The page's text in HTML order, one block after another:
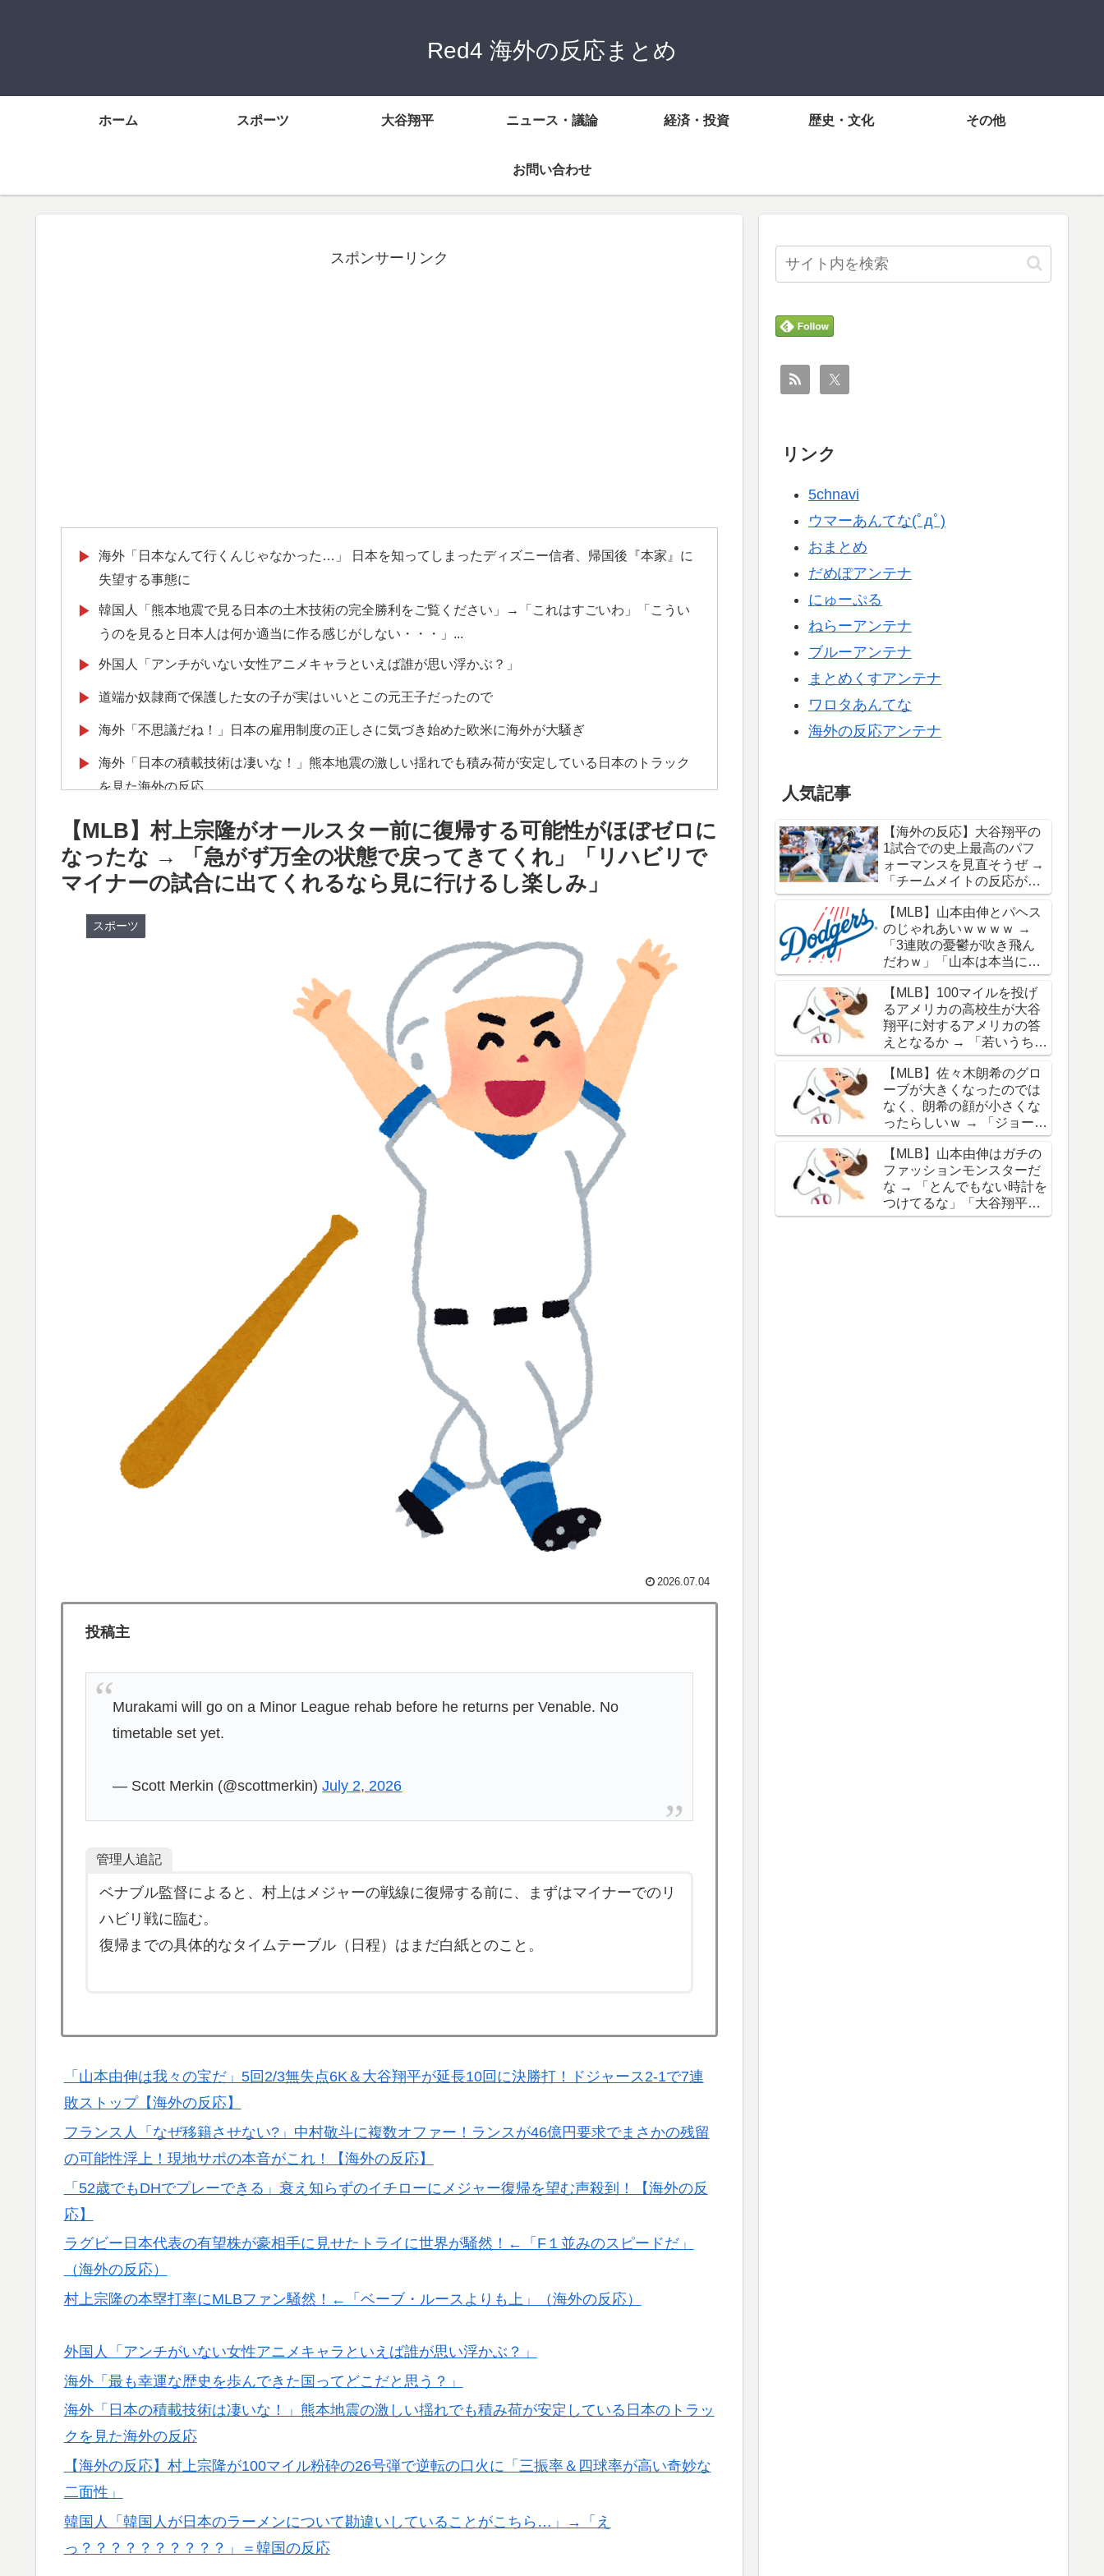
Red4 海外の反応まとめ
ホーム スポーツ 大谷翔平 ニュース・議論 経済・投資 歴史・文化 その他
お問い合わせ
スポンサーリンク
▶
海外「日本なんて行くんじゃなかった…」 日本を知ってしまったディズニー信者、帰国後『本家』に
失望する事態に
▶
韓国人「熊本地震で見る日本の土木技術の完全勝利をご覧ください」→「これはすごいわ」「こうい
うのを見ると日本人は何か適当に作る感じがしない・・・」...
▶ 外国人「アンチがいない女性アニメキャラといえば誰が思い浮かぶ？」
▶ 道端か奴隷商で保護した女の子が実はいいとこの元王子だったので
▶ 海外「不思議だね！」日本の雇用制度の正しさに気づき始めた欧米に海外が大騒ぎ
▶
海外「日本の積載技術は凄いな！」熊本地震の激しい揺れでも積み荷が安定している日本のトラック
を見た海外の反応
▶ 韓国人「日本の村上宗隆 vs 韓国のイ・ジョンフ」→「」【MLB】
▶ 海外「日本は戦勝国なんだよ」 戦後の日本人の特別な生き様に各国から称賛の声
▶ フランス人「なぜ移籍させない?」中村敬斗に複数オファー！ランスが46億円要求でまさかの残留の可
▶ 韓国人「日本の某ゲームが米国進出した当時、アメリカ国内で巻き起こった熱狂的ブームの様子がこ
海外「羨ましい！」日本ならではの夏の風物詩に海外がびっくり仰天
【海外の反応】8月9日は長崎に原爆が投下された日だな → 「長崎の原爆投下は完全に余分だったな」
「原爆よりも焼夷弾爆撃のほうが被害が大きかったんだよな」
トルコ人「日本人まで獲るのか」上田綺世、トルコ名門が巨額の正式オファー！現地サポが騒然！
【海外の反応】村上宗隆が100マイル粉砕の26号弾で逆転の口火に「三振率＆四球率が高い奇妙な二面
こんな事してくる痴女ギャルJCなんて誰が見たいんですか
スポーツ選手の最新CMギャラランキングがこちら
日本からの「海外送金が最も多い国ランキング」2位はインドネシア、1位は？【タイ人の反応】
外国人「初めてトラウマになった日本のアニメといえば何？」
海外「これは日本の主張が正しい…」米国に対する日本政府の懸念表明に海外ネチズンが大騒ぎ！
韓国人「韓国人が『日本の地下鉄は複雑すぎる』と感じる驚きの理由がこちらです‥」→「あまりの
難易度の高さに冷や汗をかいた‥」
トルコ人「日本人まで獲るのか」上田綺世、トルコ名門が巨額の正式オファー！現地サポが騒然！
【海外の反応】
スペインやフランスで山火事が拡大し消防士が消火活動！！
【MLB】菅野智之は指標的には運がいいだけの選手だけど実際はどう思う？ → 「ランナーを背負った
時の投球が神がかっている」「日本にいた時からこんなスタイルだぞ」
▶ 海外「騙されるな！」FIFA会長の謝罪に海外大騒ぎ！（海外の反応）
▶ 外国人「ドイツと日本、あらゆる面を比較したらどっちが上なの？」
たのか…
【海外の反応】52歳イチロー、マ軍主催のホームラン競争で柵越えを連発「現役時代の噂は本当だっ
ない外国人が続出
韓国人「手術中に震度6強の地震、その時の日本の医療スタッフたちの姿をご覧ください」→「マジで
鳥肌立った」「こういう姿は韓国も見習わないと」「あんな状況なら日本だけではなく韓国の医療関
係者も同じように行動したはずだ」【熊本地震】
▶ 海外「最も幸運な歴史を歩んできた国ってどこだと思う？」
【MLB】村上宗隆がオールスター前に復帰する可能性がほぼゼロに
なったな → 「急がず万全の状態で戻ってきてくれ」「リハビリで
マイナーの試合に出てくれるなら見に行けるし楽しみ」
スポーツ
2026.07.04
投稿主
Murakami will go on a Minor League rehab before he returns per Venable. No
timetable set yet.
— Scott Merkin (@scottmerkin)July 2, 2026
管理人追記
ベナブル監督によると、村上はメジャーの戦線に復帰する前に、まずはマイナーでのリ
ハビリ戦に臨む。
復帰までの具体的なタイムテーブル（日程）はまだ白紙とのこと。
「山本由伸は我々の宝だ」5回2/3無失点6K＆大谷翔平が延長10回に決勝打！ドジャース2-1で7連
敗ストップ【海外の反応】
フランス人「なぜ移籍させない?」中村敬斗に複数オファー！ランスが46億円要求でまさかの残留
の可能性浮上！現地サポの本音がこれ！【海外の反応】
「52歳でもDHでプレーできる」衰え知らずのイチローにメジャー復帰を望む声殺到！【海外の反
応】
ラグビー日本代表の有望株が豪相手に見せたトライに世界が騒然！←「F１並みのスピードだ」
（海外の反応）
村上宗隆の本塁打率にMLBファン騒然！←「ベーブ・ルースよりも上」（海外の反応）
外国人「アンチがいない女性アニメキャラといえば誰が思い浮かぶ？」
海外「最も幸運な歴史を歩んできた国ってどこだと思う？」
海外「日本の積載技術は凄いな！」熊本地震の激しい揺れでも積み荷が安定している日本のトラッ
クを見た海外の反応
【海外の反応】村上宗隆が100マイル粉砕の26号弾で逆転の口火に「三振率＆四球率が高い奇妙な
二面性」
韓国人「韓国人が日本のラーメンについて勘違いしていることがこちら…」→「え
っ？？？？？？？？？？」＝韓国の反応
リンク
5chnavi
ウマーあんてな(ﾟдﾟ)
おまとめ
だめぽアンテナ
にゅーぷる
ねらーアンテナ
ブルーアンテナ
まとめくすアンテナ
ワロタあんてな
海外の反応アンテナ
人気記事
【海外の反応】大谷翔平の
1試合での史上最高のパフ
ォーマンスを見直そうぜ →
「チームメイトの反応が凄
さを物語ってるな」「ワー
ルドシリーズで延長18回ま
でいった試合も凄かった」
【MLB】山本由伸とパヘス
のじゃれあいｗｗｗｗ →
「3連敗の憂鬱が吹き飛ん
だわｗ」「山本は本当にオ
シャレだな」
【MLB】100マイルを投げ
るアメリカの高校生が大谷
翔平に対するアメリカの答
えとなるか → 「若いうちか
ら神格化されても期待通り
のキャリアを築けるのはほ
んの一握りだからな」「大
谷の名前を出したのはクリ
ック数稼ぎでしかないわ」
【MLB】佐々木朗希のグロ
ーブが大きくなったのでは
なく、朗希の顔が小さくな
ったらしいｗ → 「ジョーク
が出るってことは絶好調の
証拠だな」「癖なのか精神
的なものなのか分からない
がいい方向に進んだのはい
いことだ」
【MLB】山本由伸はガチの
ファッションモンスターだ
な → 「とんでもない時計を
つけてるな」「大谷翔平と
は真逆だな」